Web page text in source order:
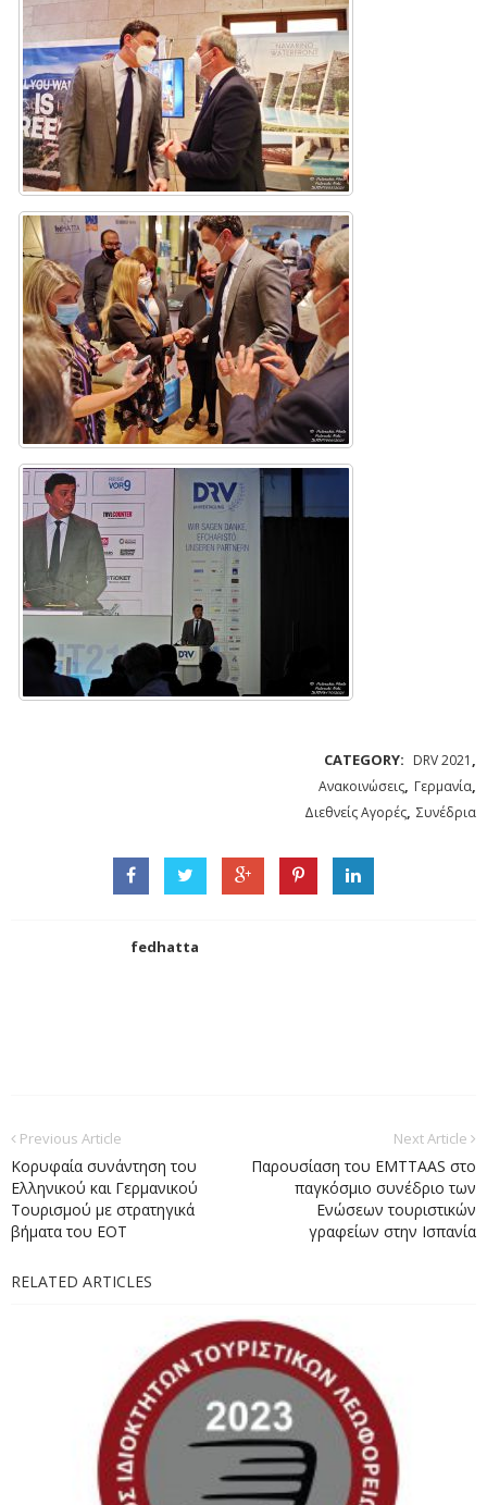
CATEGORY: DRV 2021 ,
Ανακοινώσεις, Γερμανία,
Διεθνείς Αγορές, Συνέδρια
fedhatta
Previous Article
Κορυφαία συνάντηση του
Ελληνικού και Γερμανικού
Τουρισμού με στρατηγικά
βήματα του ΕΟΤ
Next Article
Παρουσίαση του EMTTAAS στο
παγκόσμιο συνέδριο των
Ενώσεων τουριστικών
γραφείων στην Ισπανία
RELATED ARTICLES